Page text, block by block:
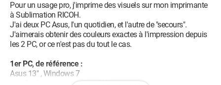
Pour un usage pro, j'imprime des visuels sur mon imprimante
à Sublimation RICOH.
J'ai deux PC Asus, l'un quotidien, et l'autre de "secours".
J'aimerais obtenir des couleurs exactes à l'impression depuis
les 2 PC, or ce n'est pas du tout le cas.
1er PC, de référence :
Asus 13" , Windows 7